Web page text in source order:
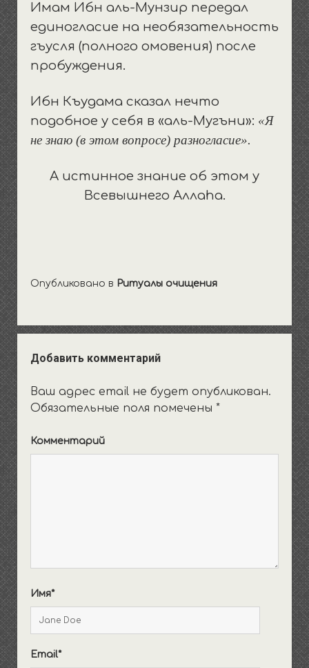
Имам Ибн аль-Мунзир передал
единогласие на необязательность
гъусля (полного омовения) после
пробуждения.
Ибн Къудама сказал нечто
подобное у себя в «аль-Мугъни»: «Я
не знаю (в этом вопросе) разногласие».
А истинное знание об этом у
Всевышнего Аллаhа.
Опубликовано в Ритуалы очищения
Добавить комментарий
Ваш адрес email не будет опубликован.
Обязательные поля помечены *
Комментарий
Имя*
Email*